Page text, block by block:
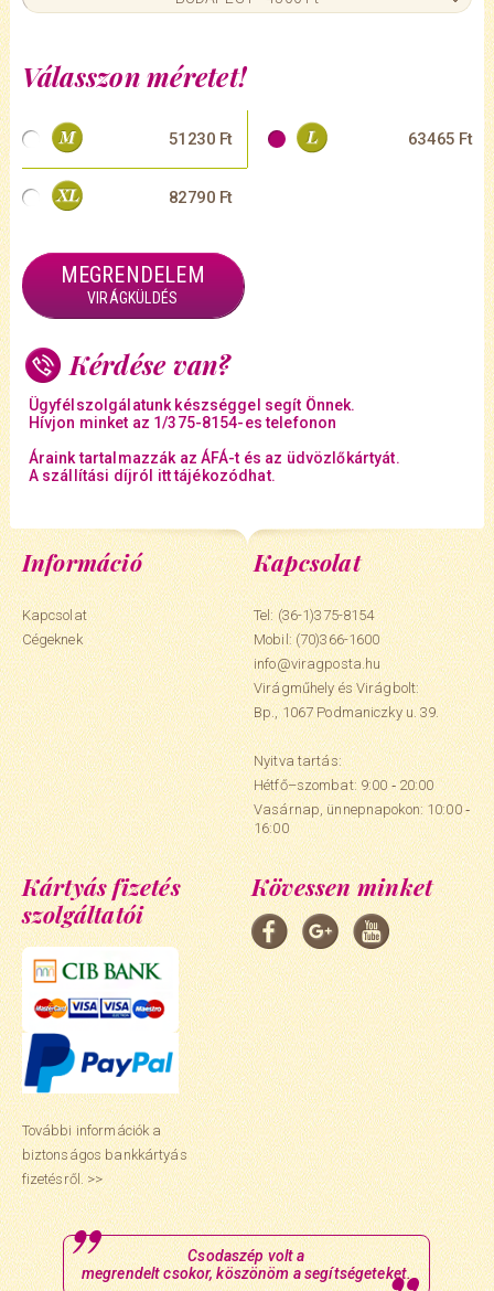
Válasszon méretet!
51230 Ft 63465 Ft
82790 Ft
MEGRENDELEM
VIRÁGKÜLDÉS
Kérdése van?
Ügyfélszolgálatunk készséggel segít Önnek.
Hívjon minket az 1/375-8154-es telefonon
Áraink tartalmazzák az ÁFÁ-t és az üdvözlőkártyát.
A szállítási díjról itt tájékozódhat.
Információ
Kapcsolat
Cégeknek
Kapcsolat
Tel: (36-1)375-8154
Mobil:(70)366-1600
info@viragposta.hu
Virágműhely és Virágbolt:
Bp., 1067 Podmaniczky u. 39.
Nyitva tartás:
Hétfő–szombat: 9:00 ‑ 20:00
Vasárnap, ünnepnapokon: 10:00 ‑
16:00
Kártyás fizetés
szolgáltatói
További információk a
biztonságos bankkártyás
fizetésről. >>
Kövessen minket
Csodaszép volt a
megrendelt csokor, köszönöm a segítségeteket.